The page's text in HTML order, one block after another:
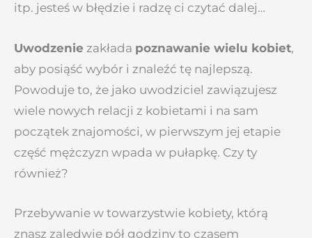
itp. jesteś w błędzie i radzę ci czytać dalej…
Uwodzenie zakłada poznawanie wielu kobiet,
aby posiąść wybór i znaleźć tę najlepszą.
Powoduje to, że jako uwodziciel zawiązujesz
wiele nowych relacji z kobietami i na sam
początek znajomości, w pierwszym jej etapie
część mężczyzn wpada w pułapkę. Czy ty
również?
Przebywanie w towarzystwie kobiety, którą
znasz zaledwie pół godziny to czasem